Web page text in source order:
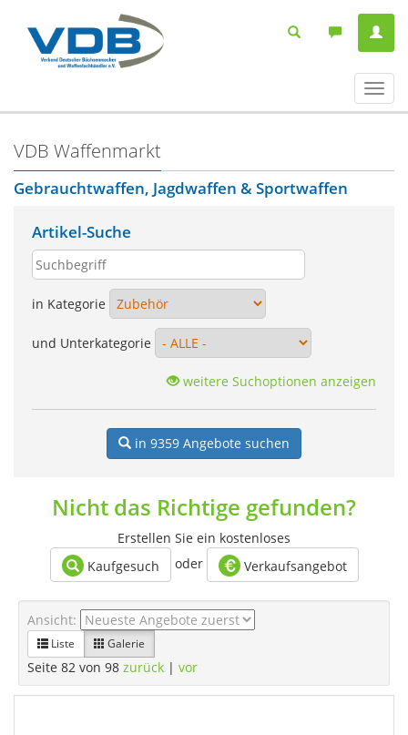
ein-/
VDB Waffenmarkt
Gebrauchtwaffen, Jagdwaffen & Sportwaffen
Artikel-Suche
in Kategorie
und Unterkategorie
weitere Suchoptionen anzeigen
in 9359 Angebote suchen
Nicht das Richtige gefunden?
Erstellen Sie ein kostenloses
Kaufgesuch
oder Verkaufsangebot
Ansicht:
Liste Galerie
Seite 82 von 98 zurück | vor